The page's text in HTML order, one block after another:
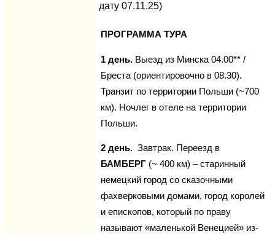
дату 07.11.25)
ПРОГРАММА ТУРА
1 день. Выезд из Минска 04.00** /
Бреста (ориентировочно в 08.30).
Транзит по территории Польши (~700
км). Ночлег в отеле на территории
Польши.
2 день. Завтрак. Переезд в
БАМБЕРГ (~ 400 км) – старинный
немецкий город со сказочными
фахверковыми домами, город королей
и епископов, который по праву
называют «маленькой Венецией» из-